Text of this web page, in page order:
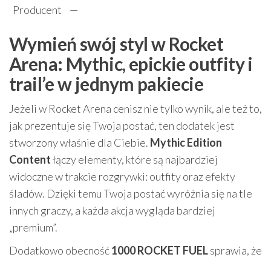
Producent
—
Wymień swój styl w Rocket
Arena: Mythic, epickie outfity i
trail’e w jednym pakiecie
Jeżeli w Rocket Arena cenisz nie tylko wynik, ale też to,
jak prezentuje się Twoja postać, ten dodatek jest
stworzony właśnie dla Ciebie. Mythic Edition
Contentłączy elementy, które są najbardziej
widoczne w trakcie rozgrywki: outfity oraz efekty
śladów. Dzięki temu Twoja postać wyróżnia się na tle
innych graczy, a każda akcja wygląda bardziej
„premium”.
Dodatkowo obecność1000 ROCKET FUELsprawia, że